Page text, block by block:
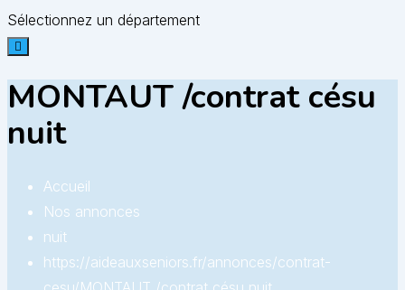
Sélectionnez un département
MONTAUT /contrat césu
nuit
Accueil
Nos annonces
nuit
https://aideauxseniors.fr/annonces/contrat-